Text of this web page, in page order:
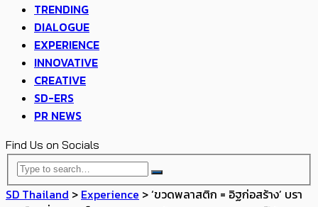
TRENDING
DIALOGUE
EXPERIENCE
INNOVATIVE
CREATIVE
SD-ERS
PR NEWS
Find Us on Socials
SD Thailand > Experience >‘ขวดพลาสติก = อิฐก่อสร้าง’ บรา